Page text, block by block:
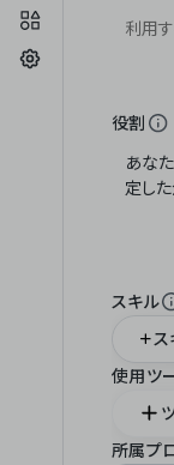
役割
スキル
使用ツ
所属プ